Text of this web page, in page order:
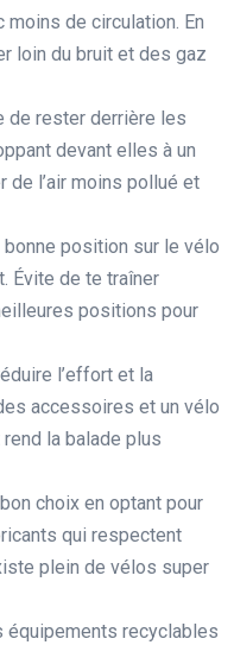
de circulation. En
loin du bruit et des gaz
de rester derrière les
devant elles à un
de l’air moins pollué et
bonne position sur le vélo
Évite de te traîner
positions pour
l’effort et la
accessoires et un vélo
la balade plus
choix en optant pour
qui respectent
plein de vélos super
équipements recyclables